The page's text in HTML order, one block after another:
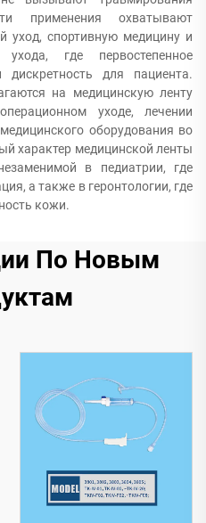
применения охватывают
уход, спортивную медицину и
ухода, где первостепенное
для пациента.
на медицинскую ленту
уходе, лечении
оборудования во
характер медицинской ленты
в педиатрии, где
а также в геронтологии, где
кожи.
По Новым